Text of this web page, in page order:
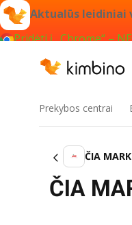
Aktualūs leidiniai
Pridėti į „Chrome“ –
Prekybos centrai
ČIA
ČIA